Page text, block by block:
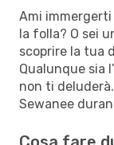
Ami
la folla? O sei
scoprire la tua
Qualunque sia
non ti
Sewanee